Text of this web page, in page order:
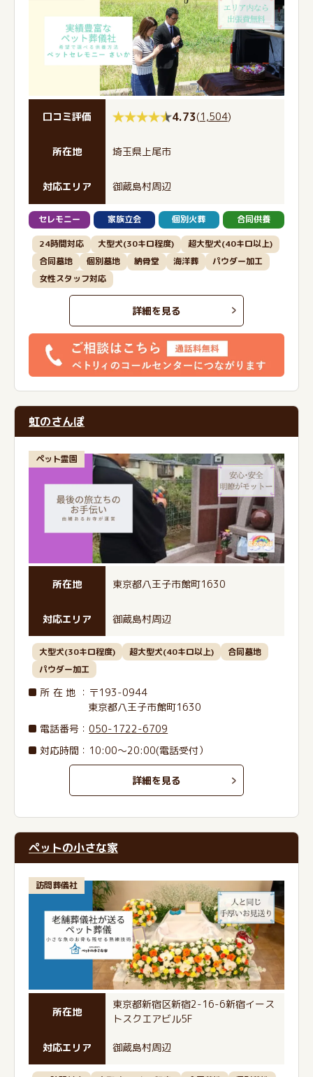
口コミ評価 4.73(1,504)
所在地 埼玉県上尾市
対応エリア 御蔵島村周辺
セレモニー 家族立会 個別火葬 合同供養
24時間対応 大型犬(30キロ程度)
超大型犬(40キロ以上)
合同墓地
個別墓地 納骨堂 海洋葬
パウダー加工
女性スタッフ対応
詳細を見る
虹のさんぽ
ペット霊園
所在地 東京都八王子市館町1630
対応エリア 御蔵島村周辺
大型犬(30キロ程度) 超大型犬(40キロ以上)
合同墓地
パウダー加工
所在地 ：〒193-0944
東京都八王子市館町1630
電話番号 ：050-1722-6709
対応時間：10:00～20:00(電話受付）
詳細を見る
ペットの小さな家
訪問葬儀社
所在地
東京都新宿区新宿2-16-6新宿イース
トスクエアビル5F
対応エリア 御蔵島村周辺